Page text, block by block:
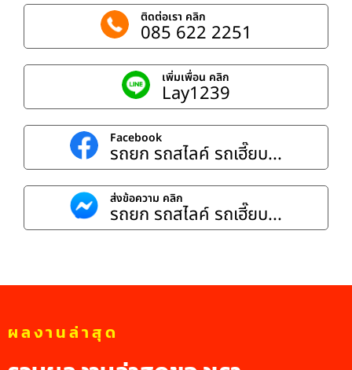
ติดต่อเรา คลิก
085 622 2251
เพิ่มเพื่อน คลิก
Lay1239
Facebook
รถยก รถสไลค์ รถเฮี๊ยบ...
ส่งข้อความ คลิก
รถยก รถสไลค์ รถเฮี๊ยบ...
ผลงานล่าสุด